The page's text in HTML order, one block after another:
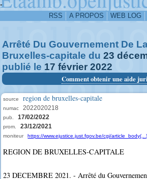
-
RSS A PROPOS WEB LOG
Arrêté Du Gouvernement De
Bruxelles-capitale du 23
publié le 17 février 2022
Comment obtenir une aide
source region de bruxelles-capitale
numac 2022020218
pub. 17/02/2022
prom. 23/12/2021
moniteur https://www.ejustice.just.fgov.be/cgi/article_body(...)
REGION DE BRUXELLES-CAPITALE
23 DECEMBRE 2021. - Arrêté du